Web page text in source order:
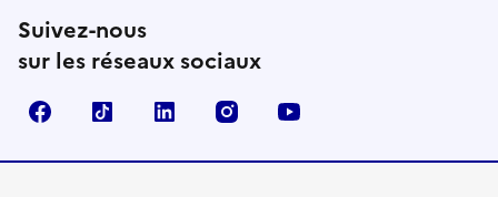
Suivez-nous
sur les réseaux sociaux
FacebookTikTok LinkedIn Instagram